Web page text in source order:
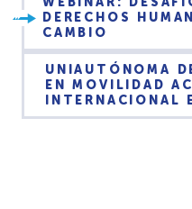
DERECHOS
CAMBIO
UNIAUTÓNOMA
EN MOVILIDAD
INTERNACIONAL